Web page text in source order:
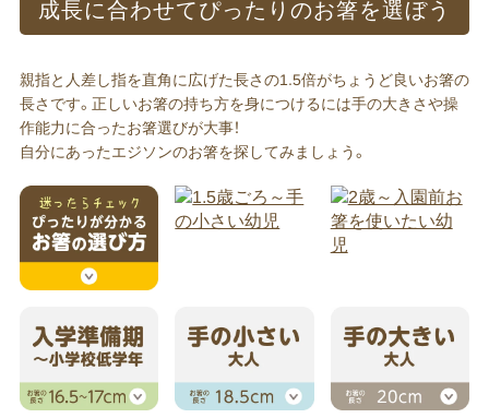
成長に​合わせて​ぴったりの​お箸を​選ぼう​
親指と人差し指を直角に広げた長さの1.5倍がちょうど良いお箸の
長さです。正しいお箸の持ち方を身につけるには手の大きさや操
作能力に合ったお箸選びが大事！
自分にあったエジソンのお箸を探してみましょう。